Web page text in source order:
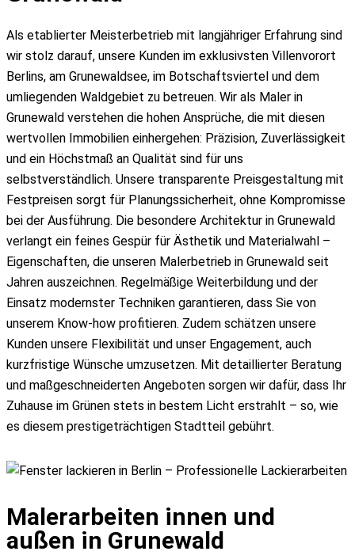
Kontakt
Als etablierter Meisterbetrieb mit langjähriger Erfahrung sind
wir stolz darauf, unsere Kunden im exklusivsten Villenvorort
Berlins, am Grunewaldsee, im Botschaftsviertel und dem
umliegenden Waldgebiet zu betreuen. Wir als Maler in
Grunewald verstehen die hohen Ansprüche, die mit diesen
wertvollen Immobilien einhergehen: Präzision, Zuverlässigkeit
und ein Höchstmaß an Qualität sind für uns
selbstverständlich. Unsere transparente Preisgestaltung mit
Festpreisen sorgt für Planungssicherheit, ohne Kompromisse
bei der Ausführung. Die besondere Architektur in Grunewald
verlangt ein feines Gespür für Ästhetik und Materialwahl –
Eigenschaften, die unseren Malerbetrieb in Grunewald seit
Jahren auszeichnen. Regelmäßige Weiterbildung und der
Einsatz modernster Techniken garantieren, dass Sie von
unserem Know-how profitieren. Zudem schätzen unsere
Kunden unsere Flexibilität und unser Engagement, auch
kurzfristige Wünsche umzusetzen. Mit detaillierter Beratung
und maßgeschneiderten Angeboten sorgen wir dafür, dass Ihr
Zuhause im Grünen stets in bestem Licht erstrahlt – so, wie
es diesem prestigeträchtigen Stadtteil gebührt.
Malerarbeiten innen und
außen in Grunewald